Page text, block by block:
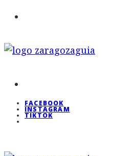
FACEBOOK
INSTAGRAM
TIKTOK